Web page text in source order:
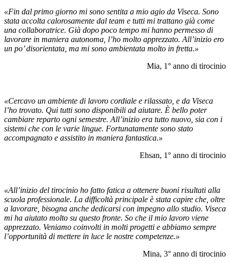
«Fin dal primo giorno mi sono sentita a mio agio da Viseca. Sono
stata accolta calorosamente dal team e tutti mi trattano già come
una collaboratrice. Già dopo poco tempo mi hanno permesso di
lavorare in maniera autonoma, l’ho molto apprezzato. All’inizio ero
un po’ disorientata, ma mi sono ambientata molto in fretta.»
Mia, 1° anno di tirocinio
«Cercavo un ambiente di lavoro cordiale e rilassato, e da Viseca
l’ho trovato. Qui tutti sono disponibili ad aiutare. È bello poter
cambiare reparto ogni semestre. All’inizio era tutto nuovo, sia con i
sistemi che con le varie lingue. Fortunatamente sono stato
accompagnato e assistito in maniera fantastica.»
Ehsan, 1° anno di tirocinio
«All’inizio del tirocinio ho fatto fatica a ottenere buoni risultati alla
scuola professionale. La difficoltà principale è stata capire che, oltre
a lavorare, bisogna anche dedicarsi con impegno allo studio. Viseca
mi ha aiutato molto su questo fronte. So che il mio lavoro viene
apprezzato. Veniamo coinvolti in molti progetti e abbiamo sempre
l’opportunità di mettere in luce le nostre competenze.»
Mina, 3° anno di tirocinio